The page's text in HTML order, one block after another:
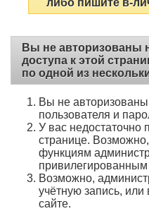
Вы не авторизованы
доступа к этой
по одной из
Вы не
пользователя и
У вас недостаточно
странице.
функциям
Возможно,
учётную запись,
сайте.